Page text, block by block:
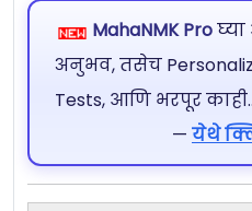
MahaNMK Proघ्या
अनुभव, तसेच
Tests, आणि भरपूर
— येथे